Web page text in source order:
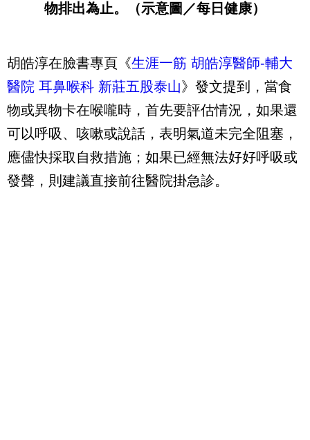
物排出為止。（示意圖／每日健康）
胡皓淳在臉書專頁《生涯一筋 胡皓淳醫師-輔大
醫院 耳鼻喉科 新莊五股泰山》發文提到，當食
物或異物卡在喉嚨時，首先要評估情況，如果還
可以呼吸、咳嗽或說話，表明氣道未完全阻塞，
應儘快採取自救措施；如果已經無法好好呼吸或
發聲，則建議直接前往醫院掛急診。